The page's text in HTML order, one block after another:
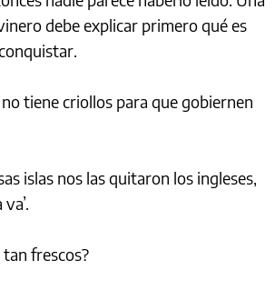
debe explicar primero qué es
tiene criollos para que gobiernen
islas nos las quitaron los ingleses,
frescos?